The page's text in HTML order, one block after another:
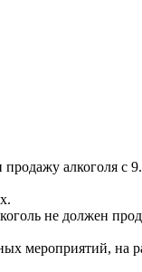
алкоголя с
не должен
мероприятий, на